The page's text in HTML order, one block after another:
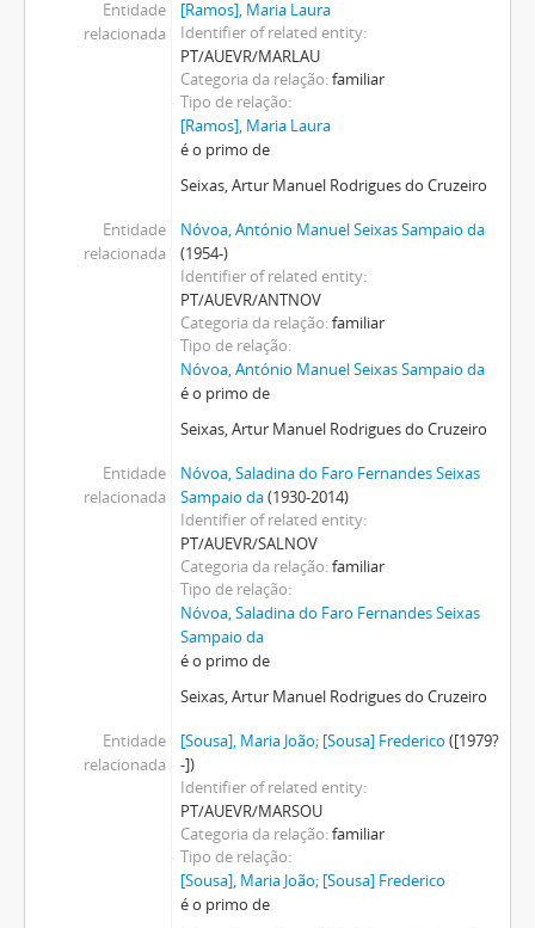
Entidade
relacionada
[Ramos], Maria Laura
Identifier of related entity
PT/AUEVR/MARLAU
Categoria da relação familiar
Tipo de relação
[Ramos], Maria Laura
é o primo de
Seixas, Artur Manuel Rodrigues do Cruzeiro
Entidade
relacionada
Nóvoa, António Manuel Seixas Sampaio da
(1954-)
Identifier of related entity
PT/AUEVR/ANTNOV
Categoria da relação familiar
Tipo de relação
Nóvoa, António Manuel Seixas Sampaio da
é o primo de
Seixas, Artur Manuel Rodrigues do Cruzeiro
Entidade
relacionada
Nóvoa, Saladina do Faro Fernandes Seixas
Sampaio da(1930-2014)
Identifier of related entity
PT/AUEVR/SALNOV
Categoria da relação familiar
Tipo de relação
Nóvoa, Saladina do Faro Fernandes Seixas
Sampaio da
é o primo de
Seixas, Artur Manuel Rodrigues do Cruzeiro
Entidade
relacionada
[Sousa], Maria João; [Sousa] Frederico ([1979?
-])
Identifier of related entity
PT/AUEVR/MARSOU
Categoria da relação familiar
Tipo de relação
[Sousa], Maria João; [Sousa] Frederico
é o primo de